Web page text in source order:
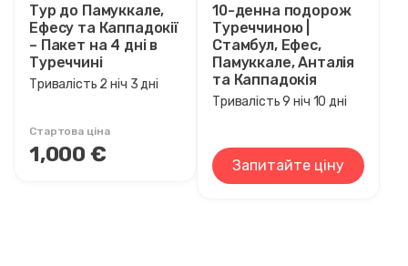
Тур до Памуккале,
Ефесу та Каппадокії
– Пакет на 4 дні в
Туреччині
Тривалість 2 ніч 3 дні
Стартова ціна
1,000 €
10-денна подорож
Туреччиною |
Стамбул, Ефес,
Памуккале, Анталія
та Каппадокія
Тривалість 9 ніч 10 дні
Запитайте ціну